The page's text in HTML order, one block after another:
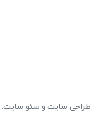
طراحی سایت و سئو سایت: